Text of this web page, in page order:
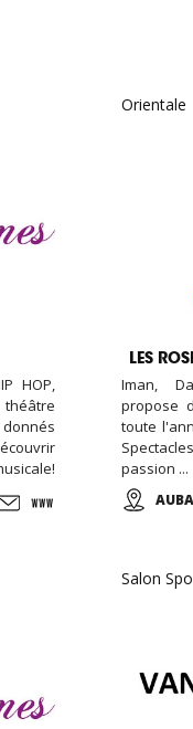
HOP,
théâtre
Orientale
LES
Iman,
propose
toute
passion ...
Salon